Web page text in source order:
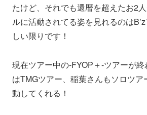
たけど、それでも還暦を超えたお2
ルに活動されてる姿を見れるのは
しい限りです！
現在ツアー中の-FYOP＋-ツアーが
はTMGツアー、稲葉さんもソロツ
動してくれる！